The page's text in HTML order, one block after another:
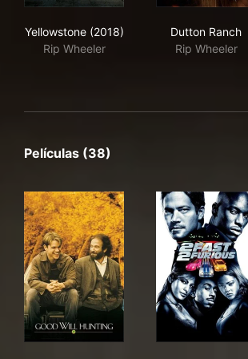
Yellowstone (2018)
Rip Wheeler
Dutton Ranch
Rip Wheeler
Películas (38)